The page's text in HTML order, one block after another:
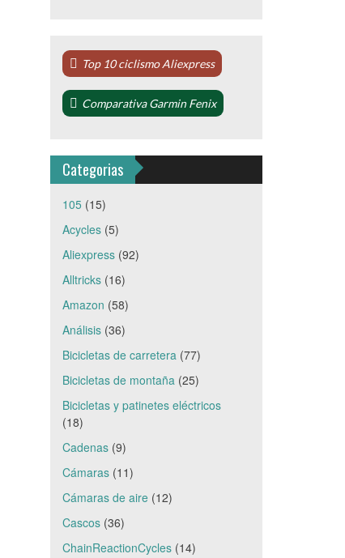
Top 10 ciclismo Aliexpress
Comparativa Garmin Fenix
Categorias
105(15)
Acycles(5)
Aliexpress(92)
Alltricks(16)
Amazon (58)
Análisis(36)
Bicicletas de carretera(77)
Bicicletas de montaña(25)
Bicicletas y patinetes eléctricos
(18)
Cadenas(9)
Cámaras(11)
Cámaras de aire(12)
Cascos(36)
ChainReactionCycles(14)